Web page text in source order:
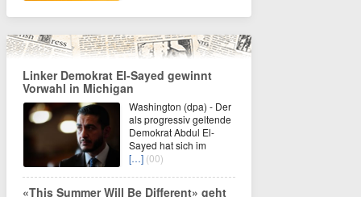
Linker Demokrat El-Sayed gewinnt
Vorwahl in Michigan
Washington (dpa) - Der
als progressiv geltende
Demokrat Abdul El-
Sayed hat sich im
[…] (00)
«This Summer Will Be Different» geht